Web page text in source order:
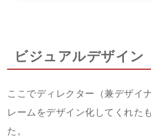
ビジュアルデザイン
ここでディレクター（兼デザイ
レームをデザイン化してくれた
た。